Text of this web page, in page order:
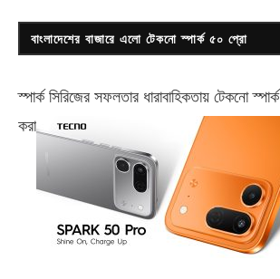
বাংলাদেশের বাজারে এলো টেকনো স্পার্ক ৫০ প্রো
স্পার্ক সিরিজের সফলতার ধারাবাহিকতায় টেকনো
করা